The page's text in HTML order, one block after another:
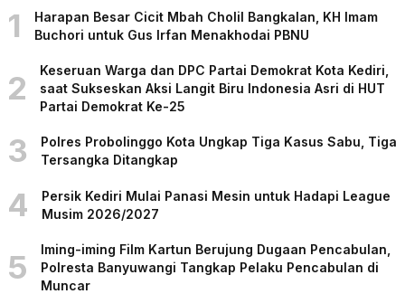
1
Harapan Besar Cicit Mbah Cholil Bangkalan, KH Imam
Buchori untuk Gus Irfan Menakhodai PBNU
2
Keseruan Warga dan DPC Partai Demokrat Kota Kediri,
saat Sukseskan Aksi Langit Biru Indonesia Asri di HUT
Partai Demokrat Ke-25
3
Polres Probolinggo Kota Ungkap Tiga Kasus Sabu, Tiga
Tersangka Ditangkap
4
Persik Kediri Mulai Panasi Mesin untuk Hadapi League
Musim 2026/2027
5
Iming-iming Film Kartun Berujung Dugaan Pencabulan,
Polresta Banyuwangi Tangkap Pelaku Pencabulan di
Muncar